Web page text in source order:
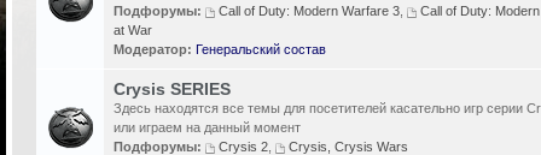
Подфорумы:
Call of Duty: Modern Warfare 3
Call of Duty:
at War
Модератор: Генеральский состав
Crysis SERIES
Здесь находятся все темы для посетителей касательно игр серии
или играем на данный момент
Подфорумы:
Crysis 2
Crysis, Crysis Wars